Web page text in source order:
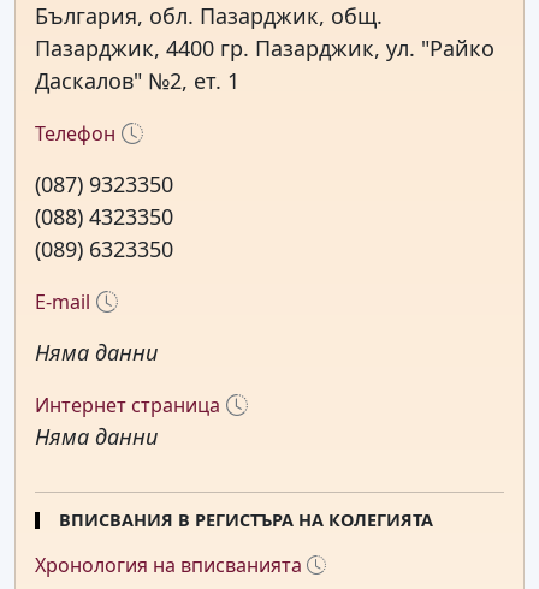
България, обл. Пазарджик, общ.
Пазарджик, 4400 гр. Пазарджик, ул. "Райко
Даскалов" №2, ет. 1
Телефон
(087) 9323350
(088) 4323350
(089) 6323350
E-mail
Няма данни
Интернет страница
Няма данни
ВПИСВАНИЯ В РЕГИСТЪРА НА КОЛЕГИЯТА
Хронология на вписванията